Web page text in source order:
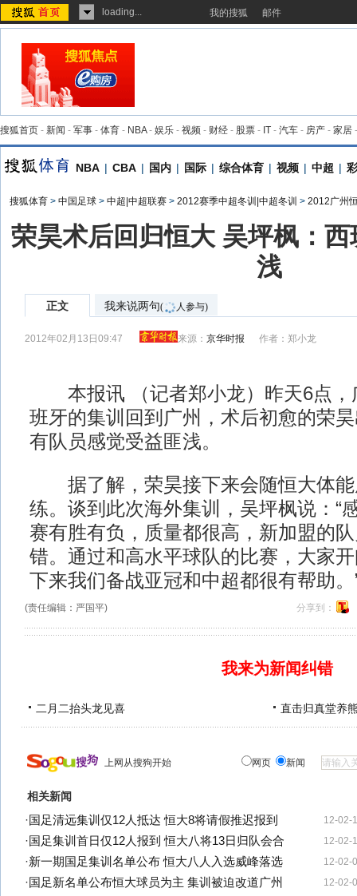
loading... 我的搜狐 邮件
搜狐首页 - 新闻 - 军事 - 体育 - NBA- 娱乐 - 视频 - 财经 - 股票 - IT - 汽车 - 房产 - 家居
NBA | CBA | 国内 | 国际 | 综合体育 | 视频 | 中超 |
搜狐体育 > 中国足球 > 中超|中超联赛 > 2012赛季中超冬训|中超冬训 > 2012广州
荣昊术后回归恒大 吴坪枫：
浅
正文 我来说两句( 人参与)
2012年02月13日09:47 来源：京华时报 作者：郑小龙
本报讯 （记者郑小龙）昨天6点，
班牙的集训回到广州，术后初愈的荣
有队员感觉受益匪浅。
据了解，荣昊接下来会随恒大体能
练。谈到此次海外集训，吴坪枫说：“
赛有胜有负，质量都很高，新加盟的
错。通过和高水平球队的比赛，大家
下来我们备战亚冠和中超都很有帮助。
(责任编辑：严国平) 分享到：
我来为新闻纠错
二月二抬头龙见喜 直击归真堂养
上网从搜狗开始 网页 新闻
相关新闻
12-02-
· 国足清远集训仅12人抵达 恒大8将请假推迟报到
12-02-
· 国足集训首日仅12人报到 恒大八将13日归队会合
12-02-
·新一期国足集训名单公布 恒大八人入选威峰落选
12-02-
· 国足新名单公布恒大球员为主 集训被迫改道广州